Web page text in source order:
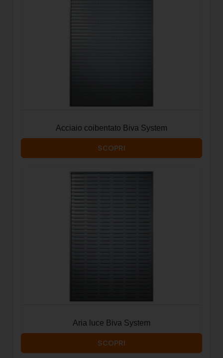
Acciaio coibentato Biva System
SCOPRI
Aria luce Biva System
SCOPRI